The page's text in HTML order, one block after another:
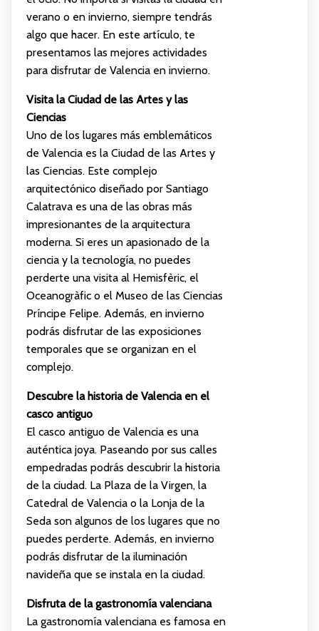
verano o en invierno, siempre tendrás
algo que hacer. En este artículo, te
presentamos las mejores actividades
para disfrutar de Valencia en invierno.
Visita la Ciudad de las Artes y las
Ciencias
Uno de los lugares más emblemáticos
de Valencia es la Ciudad de las Artes y
las Ciencias. Este complejo
arquitectónico diseñado por Santiago
Calatrava es una de las obras más
impresionantes de la arquitectura
moderna. Si eres un apasionado de la
ciencia y la tecnología, no puedes
perderte una visita al Hemisfèric, el
Oceanogràfic o el Museo de las Ciencias
Príncipe Felipe. Además, en invierno
podrás disfrutar de las exposiciones
temporales que se organizan en el
complejo.
Descubre la historia de Valencia en el
casco antiguo
El casco antiguo de Valencia es una
auténtica joya. Paseando por sus calles
empedradas podrás descubrir la historia
de la ciudad. La Plaza de la Virgen, la
Catedral de Valencia o la Lonja de la
Seda son algunos de los lugares que no
puedes perderte. Además, en invierno
podrás disfrutar de la iluminación
navideña que se instala en la ciudad.
Disfruta de la gastronomía valenciana
La gastronomía valenciana es famosa en